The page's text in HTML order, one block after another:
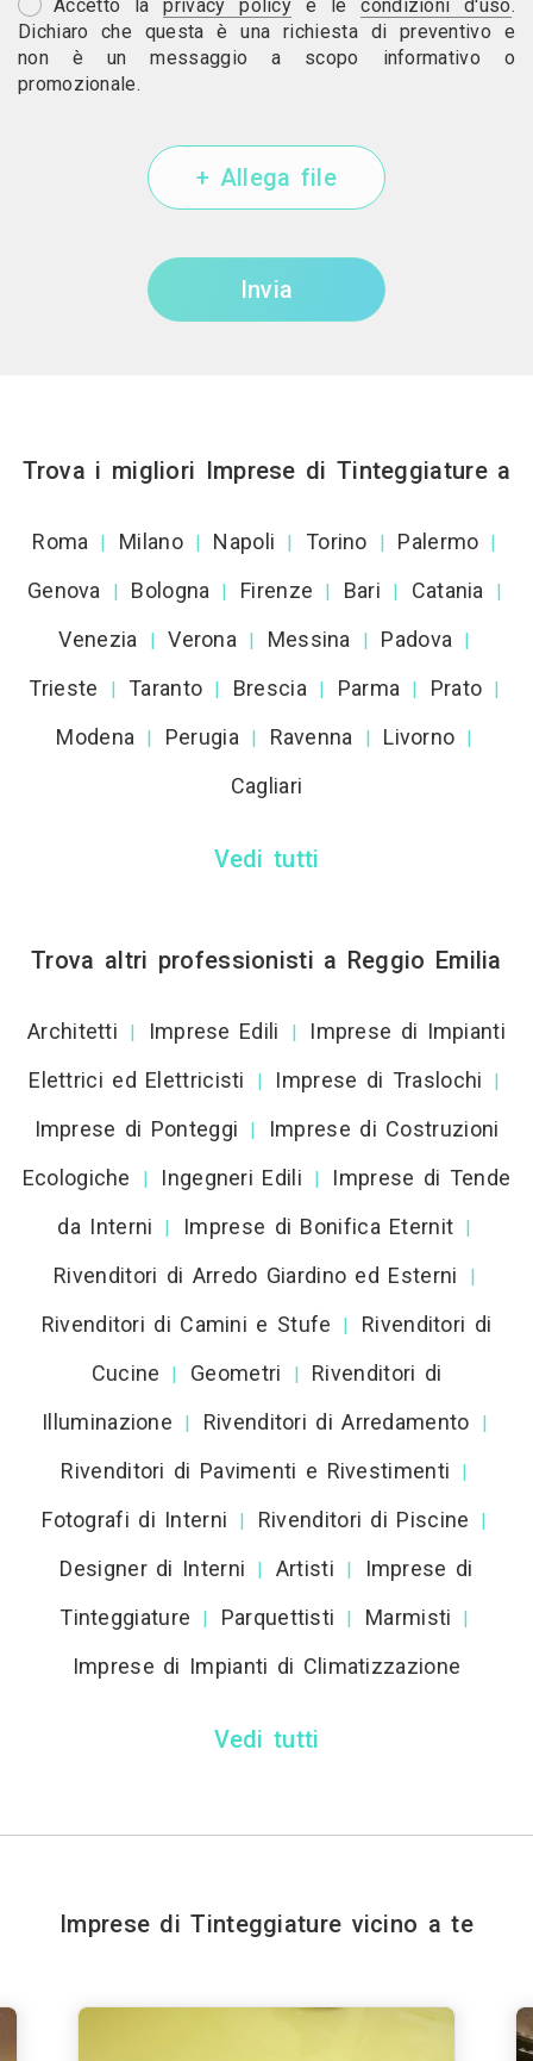
Accetto laprivacy policy e lecondizioni d'uso.
Dichiaro che questa è una richiesta di preventivo e
non è un messaggio a scopo informativo o
promozionale.
+ Allega file
Invia
Trova i migliori Imprese di Tinteggiature a
Roma | Milano | Napoli | Torino | Palermo |
Genova | Bologna | Firenze | Bari | Catania |
Venezia | Verona | Messina | Padova |
Trieste | Taranto | Brescia | Parma | Prato |
Modena | Perugia | Ravenna | Livorno |
Cagliari
Vedi tutti
Trova altri professionisti a Reggio Emilia
Architetti | Imprese Edili |
Imprese di Impianti
Elettrici ed Elettricisti
| Imprese di Traslochi |
Imprese di Ponteggi |
Imprese di Costruzioni
Ecologiche
| Ingegneri Edili |
Imprese di Tende
da Interni
| Imprese di Bonifica Eternit |
Rivenditori di Arredo Giardino ed Esterni |
Rivenditori di Camini e Stufe |
Rivenditori di
Cucine
| Geometri |
Rivenditori di
Illuminazione
| Rivenditori di Arredamento |
Rivenditori di Pavimenti e Rivestimenti |
Fotografi di Interni | Rivenditori di Piscine |
Designer di Interni | Artisti |
Imprese di
Tinteggiature
| Parquettisti | Marmisti |
Imprese di Impianti di Climatizzazione
Vedi tutti
Imprese di Tinteggiature vicino a te